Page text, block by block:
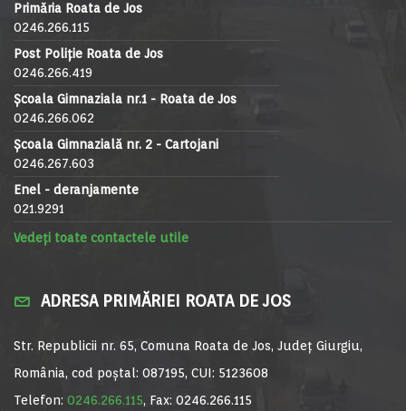
Primăria Roata de Jos
0246.266.115
Post Poliție Roata de Jos
0246.266.419
Școala Gimnaziala nr.1 - Roata de Jos
0246.266.062
Școala Gimnazială nr. 2 - Cartojani
0246.267.603
Enel - deranjamente
021.9291
Vedeți toate contactele utile
ADRESA PRIMĂRIEI ROATA DE JOS
Str. Republicii nr. 65, Comuna Roata de Jos, Județ Giurgiu,
România, cod poștal: 087195, CUI: 5123608
Telefon: 0246.266.115, Fax: 0246.266.115